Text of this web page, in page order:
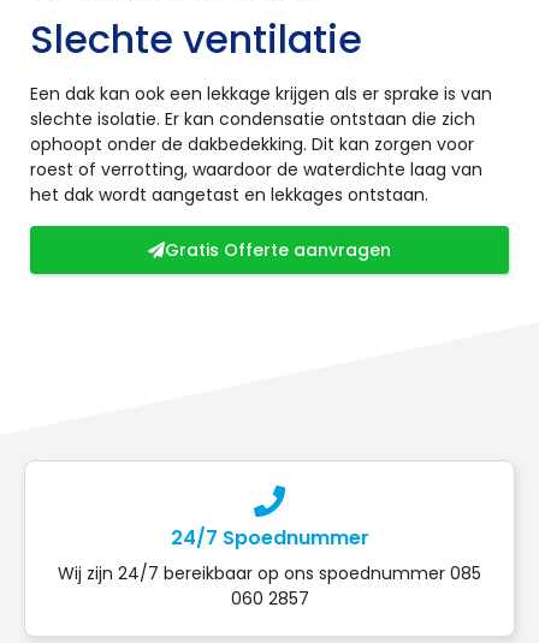
Slechte ventilatie
Een dak kan ook een lekkage krijgen als er sprake is van
slechte isolatie. Er kan condensatie ontstaan die zich
ophoopt onder de dakbedekking. Dit kan zorgen voor
roest of verrotting, waardoor de waterdichte laag van
het dak wordt aangetast en lekkages ontstaan.
Gratis Offerte aanvragen
24/7 Spoednummer
Wij zijn 24/7 bereikbaar op ons spoednummer 085
060 2857